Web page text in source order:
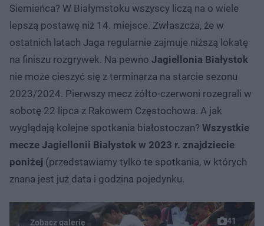
Siemieńca? W Białymstoku wszyscy liczą na o wiele
lepszą postawę niż 14. miejsce. Zwłaszcza, że w
ostatnich latach Jaga regularnie zajmuje niższą lokatę
na finiszu rozgrywek. Na pewno Jagiellonia Białystok
nie może cieszyć się z terminarza na starcie sezonu
2023/2024. Pierwszy mecz żółto-czerwoni rozegrali w
sobotę 22 lipca z Rakowem Częstochowa. A jak
wyglądają kolejne spotkania białostoczan? Wszystkie
mecze Jagiellonii Białystok w 2023 r. znajdziecie
poniżej (przedstawiamy tylko te spotkania, w których
znana jest już data i godzina pojedynku.
41